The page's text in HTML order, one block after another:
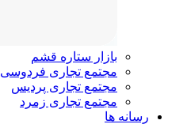
بازار ستاره قشم
مجتمع تجاری فردوسی
مجتمع تجاری پردیس
مجتمع تجاری زمرد
رسانه ها